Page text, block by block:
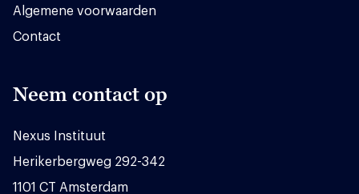
Algemene voorwaarden
Contact
Neem contact op
Nexus Instituut
Herikerbergweg 292-342
1101 CT Amsterdam